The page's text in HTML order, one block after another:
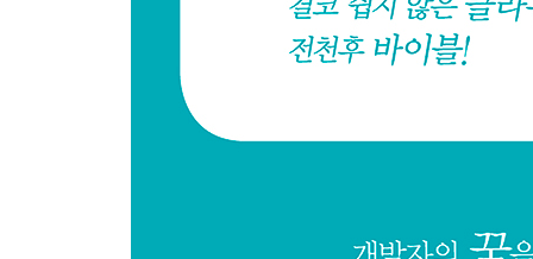
4.1.1 클라우드 서비스 관리
4.1.2 클라우드 서비스 증설
4.1.3 클라우드 서비스 모니터링
4.1.4 클라우드 서비스 운영을 위한 학습과 교육
4.2 클라우드 서비스 장애 유형과 대응